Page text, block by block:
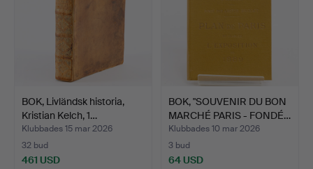
BOK, Livländsk historia,
Kristian Kelch, 1…
Klubbades 15 mar 2026
32 bud
461 USD
BOK, "SOUVENIR DU BON
MARCHÉ PARIS - FONDÉ…
Klubbades 10 mar 2026
3 bud
64 USD